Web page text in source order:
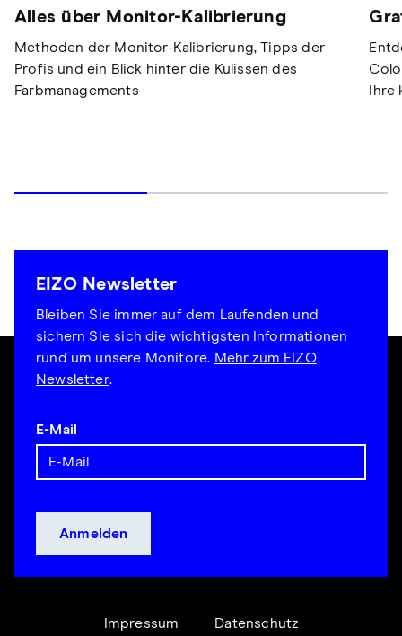
Alles über Monitor-Kalibrierung
Methoden der Monitor-Kalibrierung, Tipps der
Profis und ein Blick hinter die Kulissen des
Farbmanagements
EIZO Newsletter
Bleiben Sie immer auf dem Laufenden und
sichern Sie sich die wichtigsten Informationen
rund um unsere Monitore. Mehr zum EIZO
Newsletter.
E-Mail
Impressum Datenschutz